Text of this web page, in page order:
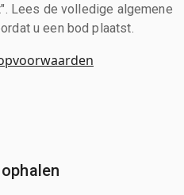
Lees de volledige algemene
u een bod plaatst.